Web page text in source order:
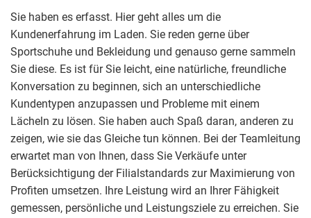
Sie haben es erfasst. Hier geht alles um die
Kundenerfahrung im Laden. Sie reden gerne über
Sportschuhe und Bekleidung und genauso gerne sammeln
Sie diese. Es ist für Sie leicht, eine natürliche, freundliche
Konversation zu beginnen, sich an unterschiedliche
Kundentypen anzupassen und Probleme mit einem
Lächeln zu lösen. Sie haben auch Spaß daran, anderen zu
zeigen, wie sie das Gleiche tun können. Bei der Teamleitung
erwartet man von Ihnen, dass Sie Verkäufe unter
Berücksichtigung der Filialstandards zur Maximierung von
Profiten umsetzen. Ihre Leistung wird an Ihrer Fähigkeit
gemessen, persönliche und Leistungsziele zu erreichen. Sie